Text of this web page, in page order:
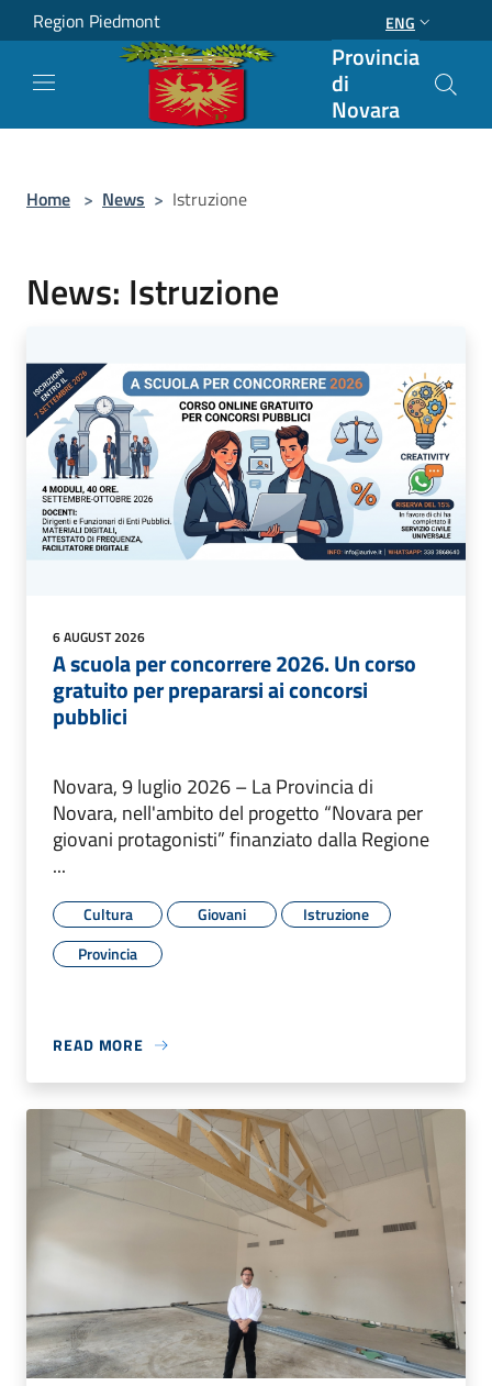
Salta al contenuto principale
Region Piedmont ENG
Provincia
di
Novara
Home > News > Istruzione
News: Istruzione
6 AUGUST 2026
A scuola per concorrere 2026. Un corso
gratuito per prepararsi ai concorsi
pubblici
Novara, 9 luglio 2026 – La Provincia di
Novara, nell'ambito del progetto “Novara per
giovani protagonisti” finanziato dalla Regione
...
Cultura Giovani
Istruzione
Provincia
READ MORE